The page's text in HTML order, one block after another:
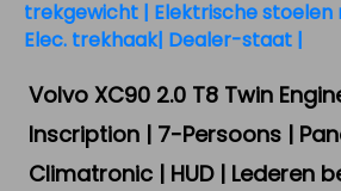
Volvo XC90 2.0 T8 Twin
Inscription | 7-Persoons |
Climatronic | HUD | Lederen